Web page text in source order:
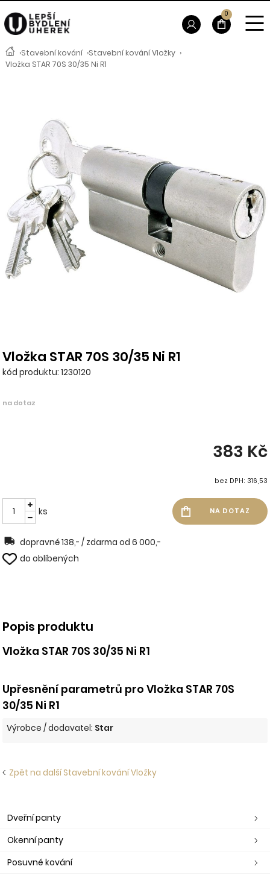
›Stavební kování ›Stavební kování Vložky ›
Vložka STAR 70S 30/35 Ni R1
Vložka STAR 70S 30/35 Ni R1
kód produktu: 1230120
na dotaz
383 Kč
bez DPH: 316,53
ks
dopravné 138,- / zdarma od 6 000,-
do oblíbených
Popis produktu
Vložka STAR 70S 30/35 Ni R1
Upřesnění parametrů pro Vložka STAR 70S
30/35 Ni R1
Výrobce / dodavatel: Star
Zpět na další Stavební kování Vložky
Dveřní panty
Okenní panty
Posuvné kování
0